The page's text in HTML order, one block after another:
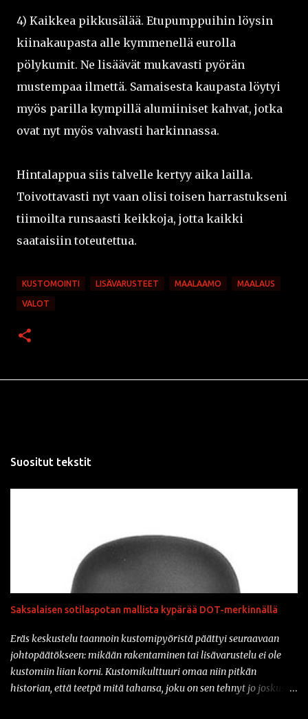
4) Kaikkea pikkusälää. Etupumppuihin löysin
kiinakaupasta alle kymmenellä eurolla
pölykumit. Ne lisäävät mukavasti pyörän
mustempaa ilmettä. Samaisesta kaupasta löytyi
myös parilla kympillä alumiiniset kahvat, jotka
ovat nyt myös vahvasti harkinnassa.
Hintalappua siis talvelle kertyy aika lailla.
Toivottavasti nyt vaan olisi toisen harrastukseni
tiimoilta runsaasti keikkoja, jotta kaikki
saataisiin toteutettua.
KUSTOMOINTI LISÄVARUSTEET MAALAAMO MAALAUS
VALOT
Suositut tekstit
Saksalaisen sotilaspotan mallista kypärää DOT-merkinnällä
Eräs keskustelu taannoin kustomipyöristä päättyi seuraavaan
johtopäätökseen: mikään rakentaminen tai lisävarustelu ei ole
kustomiin liian korni. Kustomikulttuuri omaa niin pitkän
historian, että teetpä mitä tahansa, joku on sen tehnyt jo joskus